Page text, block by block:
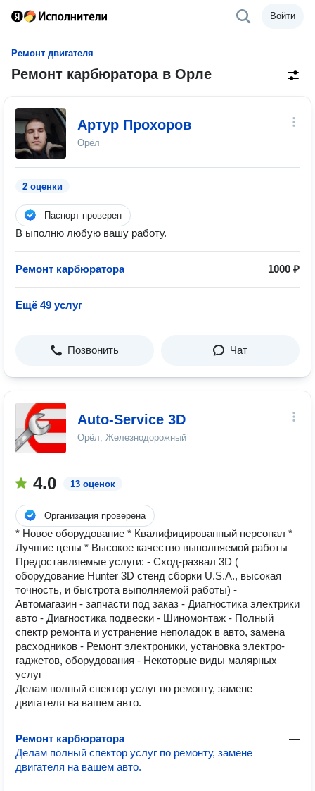
Войти
Ремонт двигателя
Ремонт карбюратора в Орле
Артур Прохоров
Орёл
2 оценки
Паспорт проверен
В ыполню любую вашу работу.
Ремонт карбюратора 1000 ₽
Ещё 49 услуг
Позвонить Чат
Auto-Service 3D
Орёл, Железнодорожный
4.0 13 оценок
Организация проверена
* Новое оборудование * Квалифицированный персонал *
Лучшие цены * Высокое качество выполняемой работы
Предоставляемые услуги: - Сход-развал 3D (
оборудование Hunter 3D стенд сборки U.S.A., высокая
точность, и быстрота выполняемой работы) -
Автомагазин - запчасти под заказ - Диагностика электрики
авто - Диагностика подвески - Шиномонтаж - Полный
спектр ремонта и устранение неполадок в авто, замена
расходников - Ремонт электроники, установка электро-
гаджетов, оборудования - Некоторые виды малярных
услуг
Делам полный спектор услуг по ремонту, замене
двигателя на вашем авто.
Ремонт карбюратора
—
Делам полный спектор услуг по ремонту, замене
двигателя на вашем авто.